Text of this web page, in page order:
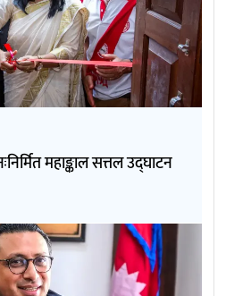
महाङ्काल सत्तल उद्घाटन